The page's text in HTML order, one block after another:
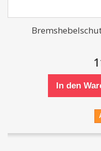
In den